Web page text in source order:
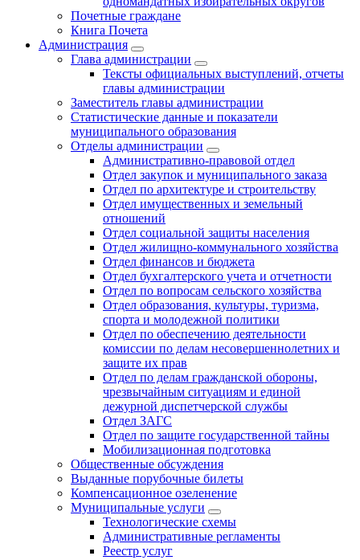
Почетные граждане
Книга Почета
Администрация
Глава администрации
Тексты официальных выступлений, отчеты
главы администрации
Заместитель главы администрации
Статистические данные и показатели
муниципального образования
Отделы администрации
Административно-правовой отдел
Отдел закупок и муниципального заказа
Отдел по архитектуре и строительству
Отдел имущественных и земельный
отношений
Отдел социальной защиты населения
Отдел жилищно-коммунального хозяйства
Отдел финансов и бюджета
Отдел бухгалтерского учета и отчетности
Отдел по вопросам сельского хозяйства
Отдел образования, культуры, туризма,
спорта и молодежной политики
Отдел по обеспечению деятельности
комиссии по делам несовершеннолетних и
защите их прав
Отдел по делам гражданской обороны,
чрезвычайным ситуациям и единой
дежурной диспетчерской службы
Отдел ЗАГС
Отдел по защите государственной тайны
Мобилизационная подготовка
Общественные обсуждения
Выданные порубочные билеты
Компенсационное озеленение
Муниципальные услуги
Технологические схемы
Административные регламенты
Реестр услуг